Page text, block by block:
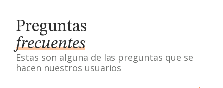
Preguntas
frecuentes
Estas son alguna de las preguntas que se
hacen nuestros usuarios